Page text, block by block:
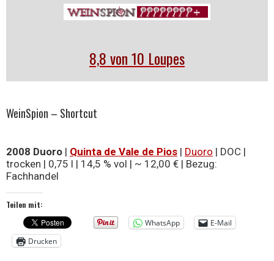
8,8 von 10 Loupes
WeinSpion – Shortcut
2008 Duoro | Quinta de Vale de Pios | Duoro | DOC |
trocken | 0,75 l | 14,5 % vol | ~ 12,00 € | Bezug:
Fachhandel
Teilen mit:
WhatsApp
E-Mail
Drucken